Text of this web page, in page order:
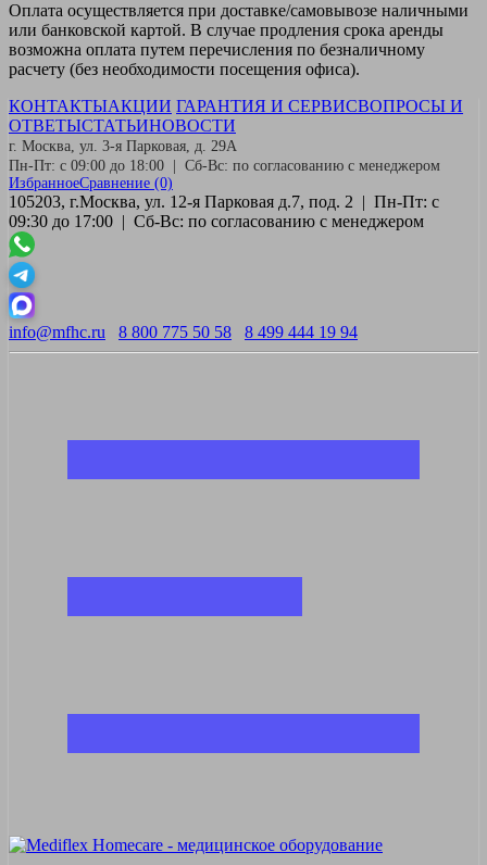
Оплата осуществляется при доставке/самовывозе наличными
или банковской картой. В случае продления срока аренды
возможна оплата путем перечисления по безналичному
расчету (без необходимости посещения офиса).
КОНТАКТЫАКЦИИ ГАРАНТИЯ И СЕРВИСВОПРОСЫ И
ОТВЕТЫСТАТЬИНОВОСТИ
г. Москва, ул. 3-я Парковая, д. 29А
Пн-Пт: с 09:00 до 18:00 | Сб-Вс: по согласованию с менеджером
ИзбранноеСравнение (0)
105203, г.Москва, ул. 12-я Парковая д.7, под. 2 | Пн-Пт: с
09:30 до 17:00 | Сб-Вс: по согласованию с менеджером
info@mfhc.ru 8 800 775 50 58 8 499 444 19 94